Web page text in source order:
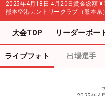
2025年4月18日-4月20日賞金総額
熊本空港カントリークラブ（熊本県）
大会TOP リーダーボー
ライブフォト 出場選手